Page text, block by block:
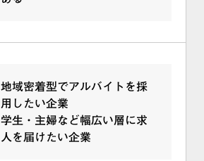
地域密着型でアルバイトを採
用したい企業
学生・主婦など幅広い層に求
人を届けたい企業